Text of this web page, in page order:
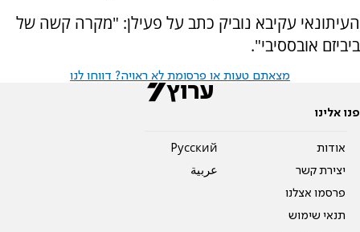
העיתונאי עקיבא נוביק כתב על פעילן: "מקרה קשה של
ביביזם אובססיבי".
מצאתם טעות או פרסומת לא ראויה? דווחו לנו
פנו אלינו
אודות
יצירת קשר
פרסמו אצלנו
תנאי שימוש
Pусский
عربية